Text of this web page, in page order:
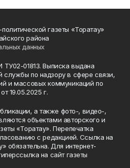
газеты «Торатау»
района
данных
ТУ02-01813. Выписка выдана
службы по надзору в сфере связи,
и массовых коммуникаций по
19.05.2025 г.
а также фото-, видео-,
объектами авторского и
«Торатау». Перепечатка
с редакцией. Ссылка на
обязательна. Для интернет-
на сайт газеты